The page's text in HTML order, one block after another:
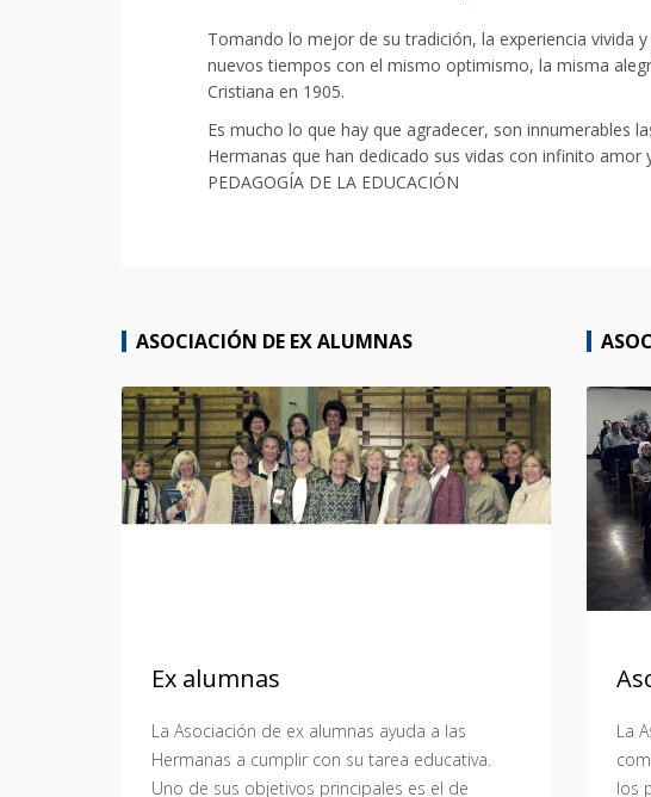
Tomando lo mejor de su tradición, la experiencia vivida
nuevos tiempos con el mismo optimismo, la misma
Cristiana en 1905.
Es mucho lo que hay que agradecer, son innumerables
Hermanas que han dedicado sus vidas con infinito amor
PEDAGOGÍA DE LA EDUCACIÓN
ASOCIACIÓN DE EX ALUMNAS
Ex alumnas
La Asociación de ex alumnas ayuda a las
Hermanas a cumplir con su tarea educativa.
Uno de sus objetivos principales es el de
La
los